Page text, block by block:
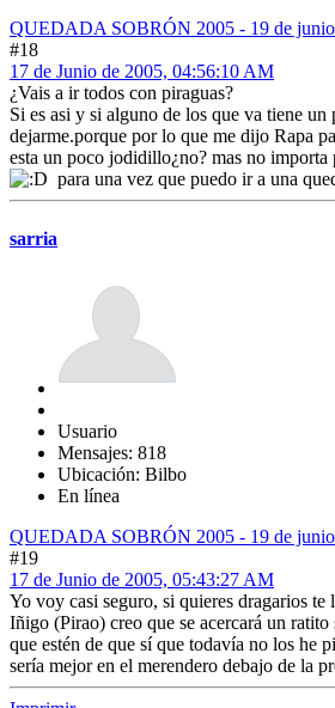
QUEDADA SOBRÓN 2005 - 19 de
#18
17 de Junio de 2005, 04:56:10 AM
¿Vais a ir todos con piraguas?
Si es asi y si alguno de los que va tiene un
dejarme.porque por lo que me dijo Rapa
esta un poco jodidillo¿no? mas no importa
para una vez que puedo ir a una
sarria
Usuario
Mensajes: 818
Ubicación: Bilbo
En línea
QUEDADA SOBRÓN 2005 - 19 de
#19
17 de Junio de 2005, 05:43:27 AM
Yo voy casi seguro, si quieres dragarios te
Iñigo (Pirao) creo que se acercará un
que estén de que sí que todavía no los he
sería mejor en el merendero debajo de la